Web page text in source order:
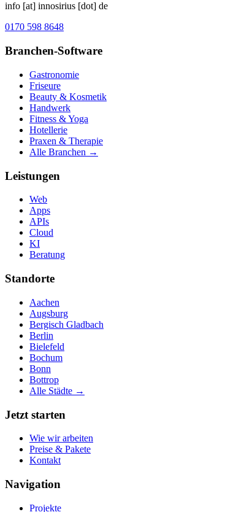
info [at] innosirius [dot] de
0170 598 8648
Branchen-Software
Gastronomie
Friseure
Beauty & Kosmetik
Handwerk
Fitness & Yoga
Hotellerie
Praxen & Therapie
Alle Branchen →
Leistungen
Web
Apps
APIs
Cloud
KI
Beratung
Standorte
Aachen
Augsburg
Bergisch Gladbach
Berlin
Bielefeld
Bochum
Bonn
Bottrop
Alle Städte →
Jetzt starten
Wie wir arbeiten
Preise & Pakete
Kontakt
Navigation
Projekte